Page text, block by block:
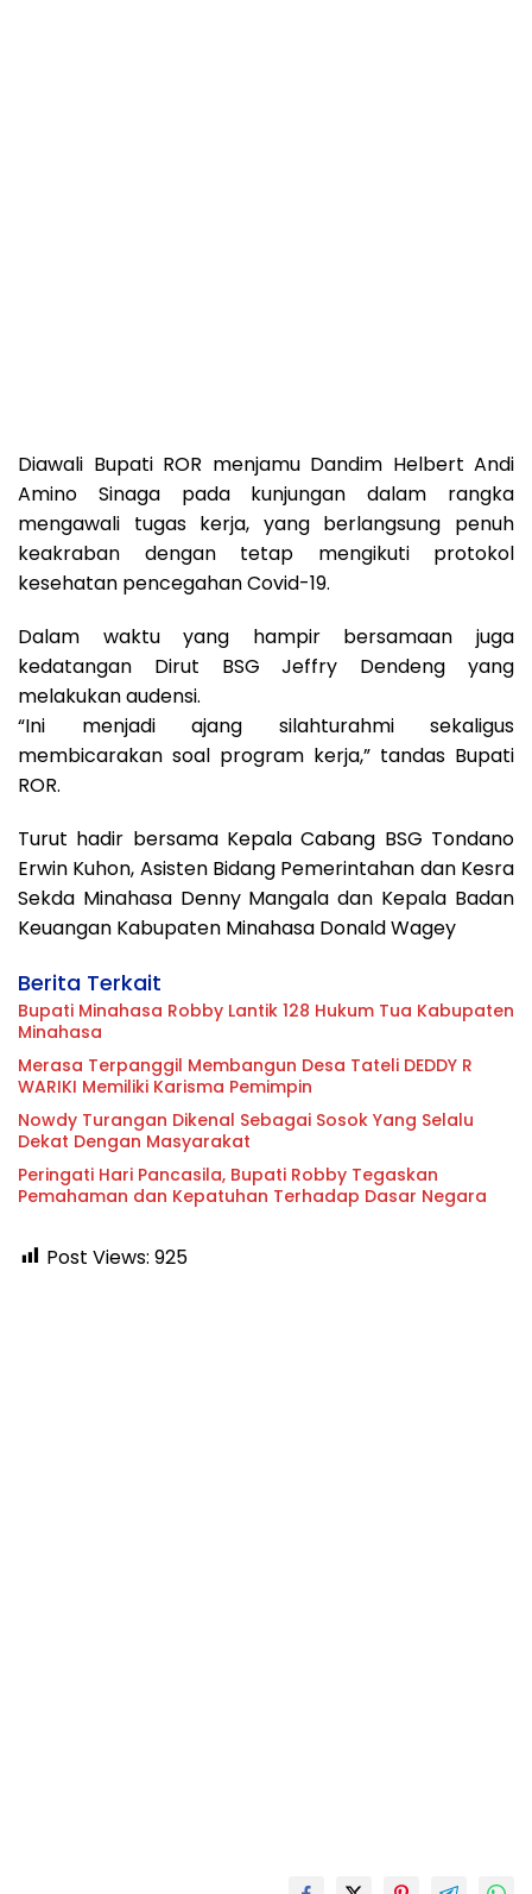
Diawali Bupati ROR menjamu Dandim Helbert Andi
Amino Sinaga pada kunjungan dalam rangka
mengawali tugas kerja, yang berlangsung penuh
keakraban dengan tetap mengikuti protokol
kesehatan pencegahan Covid-19.
Dalam waktu yang hampir bersamaan juga
kedatangan Dirut BSG Jeffry Dendeng yang
melakukan audensi.
“Ini menjadi ajang silahturahmi sekaligus
membicarakan soal program kerja,” tandas Bupati
ROR.
Turut hadir bersama Kepala Cabang BSG Tondano
Erwin Kuhon, Asisten Bidang Pemerintahan dan Kesra
Sekda Minahasa Denny Mangala dan Kepala Badan
Keuangan Kabupaten Minahasa Donald Wagey
Berita Terkait
Bupati Minahasa Robby Lantik 128 Hukum Tua Kabupaten
Minahasa
Merasa Terpanggil Membangun Desa Tateli DEDDY R
WARIKI Memiliki Karisma Pemimpin
Nowdy Turangan Dikenal Sebagai Sosok Yang Selalu
Dekat Dengan Masyarakat
Peringati Hari Pancasila, Bupati Robby Tegaskan
Pemahaman dan Kepatuhan Terhadap Dasar Negara
Post Views: 925